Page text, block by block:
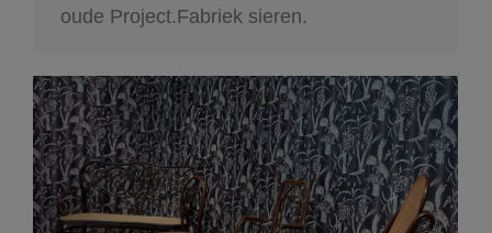
oude Project.Fabriek sieren.